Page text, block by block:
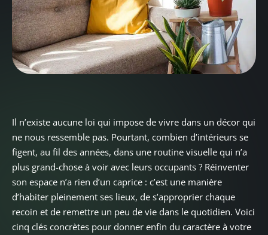
Il n’existe aucune loi qui impose de vivre dans un décor qui
ne nous ressemble pas. Pourtant, combien d’intérieurs se
figent, au fil des années, dans une routine visuelle qui n’a
plus grand-chose à voir avec leurs occupants ? Réinventer
son espace n’a rien d’un caprice : c’est une manière
d’habiter pleinement ses lieux, de s’approprier chaque
recoin et de remettre un peu de vie dans le quotidien. Voici
cinq clés concrètes pour donner enfin du caractère à votre